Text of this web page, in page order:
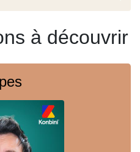
à découvrir